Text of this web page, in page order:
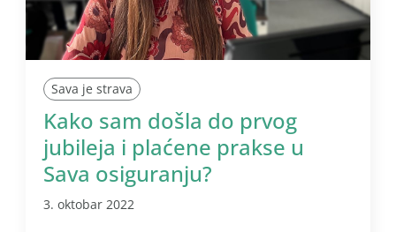
Sava je strava
Kako sam došla do prvog
jubileja i plaćene prakse u
Sava osiguranju?
3. oktobar 2022